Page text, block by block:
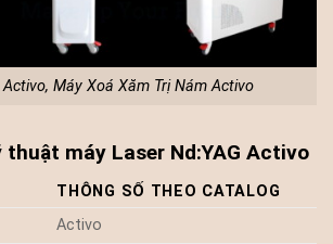
Máy Xoá Xăm Trị Nám Activo
thuật máy Laser Nd:YAG Activo
THÔNG SỐ THEO CATALOG
Activo